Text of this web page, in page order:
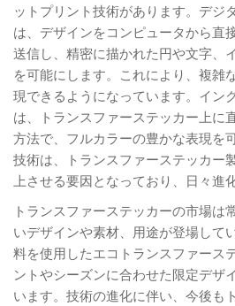
ットプリント技術があります。デジ
は、デザインをコンピュータから直
送信し、精密に描かれた円や文字、
を可能にします。これにより、複雑
現できるようになっています。イン
は、トランスファーステッカー上に
方法で、フルカラーの豊かな表現を
技術は、トランスファーステッカー
上させる要因となっており、日々進
トランスファーステッカーの市場は
いデザインや素材、用途が登場して
料を使用したエコトランスファース
ントやシーズンに合わせた限定デザ
います。技術の進化に伴い、今後も